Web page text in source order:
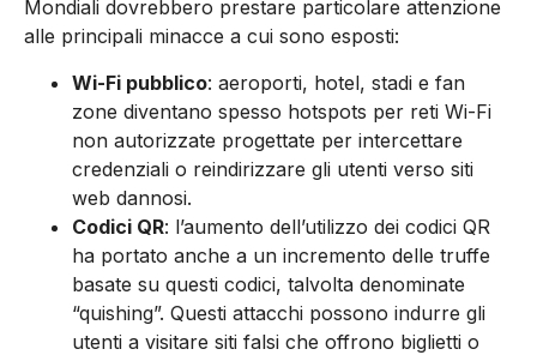
Mondiali dovrebbero prestare particolare attenzione
alle principali minacce a cui sono esposti:
Wi-Fi pubblico: aeroporti, hotel, stadi e fan
zone diventano spesso hotspots per reti Wi-Fi
non autorizzate progettate per intercettare
credenziali o reindirizzare gli utenti verso siti
web dannosi.
Codici QR: l’aumento dell’utilizzo dei codici QR
ha portato anche a un incremento delle truffe
basate su questi codici, talvolta denominate
“quishing”. Questi attacchi possono indurre gli
utenti a visitare siti falsi che offrono biglietti o